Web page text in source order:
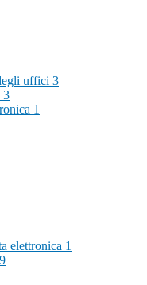
uffici 3
3
1
elettronica 1